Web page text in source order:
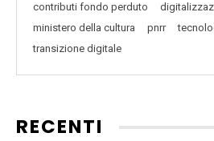
contributi fondo perduto
ministero della cultura
pnrr
transizione digitale
RECENTI